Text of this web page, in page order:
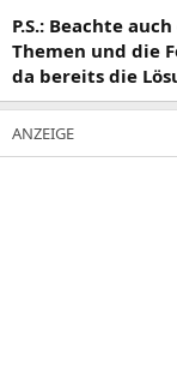
P.S.: Beachte
Themen und die
da bereits die